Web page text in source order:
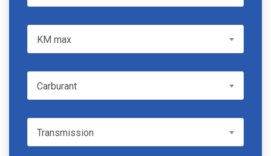
KM max
CarburantCarburant
TransmissionTransmission